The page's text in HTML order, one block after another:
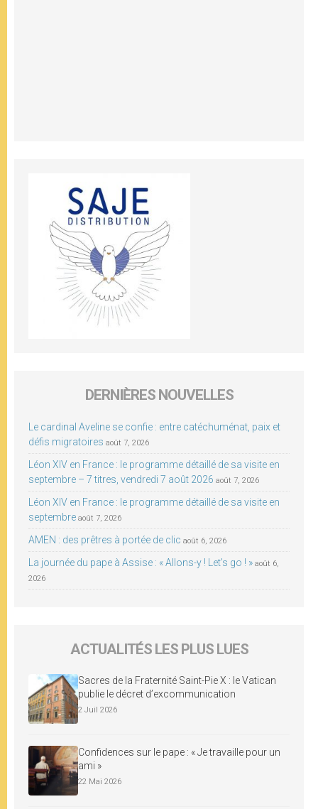
DERNIÈRES NOUVELLES
Le cardinal Aveline se confie : entre catéchuménat, paix et
défis migratoires août 7, 2026
Léon XIV en France : le programme détaillé de sa visite en
septembre – 7 titres, vendredi 7 août 2026 août 7, 2026
Léon XIV en France : le programme détaillé de sa visite en
septembre août 7, 2026
AMEN : des prêtres à portée de clic août 6, 2026
La journée du pape à Assise : « Allons-y ! Let’s go ! » août 6,
2026
ACTUALITÉS LES PLUS LUES
Sacres de la Fraternité Saint-Pie X : le Vatican
publie le décret d’excommunication
2 Juil 2026
Confidences sur le pape : « Je travaille pour un
ami »
22 Mai 2026